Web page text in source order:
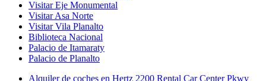
Visitar Eje Monumental
Visitar Asa Norte
Visitar Vila Planalto
Biblioteca Nacional
Palacio de Itamaraty
Palacio de Planalto
Alquiler de coches en Hertz 2200 Rental Car Center Pkwy